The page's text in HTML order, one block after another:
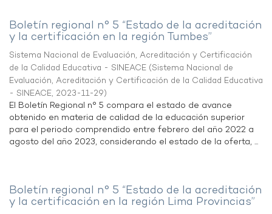
Boletín regional n° 5 “Estado de la acreditación
y la certificación en la región Tumbes”
Sistema Nacional de Evaluación, Acreditación y Certificación
de la Calidad Educativa - SINEACE (Sistema Nacional de
Evaluación, Acreditación y Certificación de la Calidad Educativa
- SINEACE, 2023-11-29)
El Boletín Regional n° 5 compara el estado de avance
obtenido en materia de calidad de la educación superior
para el periodo comprendido entre febrero del año 2022 a
agosto del año 2023, considerando el estado de la oferta, ...
Boletín regional n° 5 “Estado de la acreditación
y la certificación en la región Lima Provincias”